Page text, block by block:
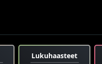
Lukuhaasteet